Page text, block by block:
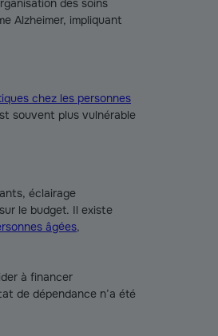
des soins
Alzheimer, impliquant
chez les personnes
souvent plus vulnérable
éclairage
le budget. Il existe
âgées,
à financer
de dépendance n’a été